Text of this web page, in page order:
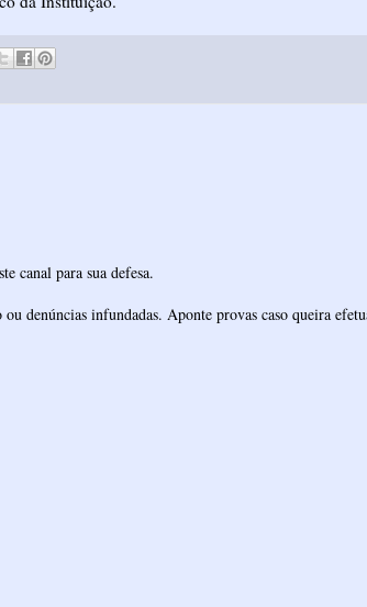
canal para sua defesa.
denúncias infundadas. Aponte provas caso queira